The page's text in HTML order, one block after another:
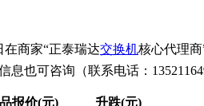
在商家“正泰瑞达交换机核心代理
息也可咨询（联系电话：
报价(元) 升跌(元)